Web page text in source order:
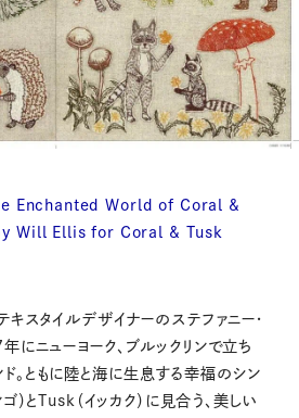
Enchanted World of Coral &
Will Ellis for Coral & Tusk
テキスタイルデザイナーのステファニー・
にニューヨーク、ブルックリンで立ち
ド。ともに陸と海に生息する幸福のシン
とTusk（イッカク）に見合う、美しい